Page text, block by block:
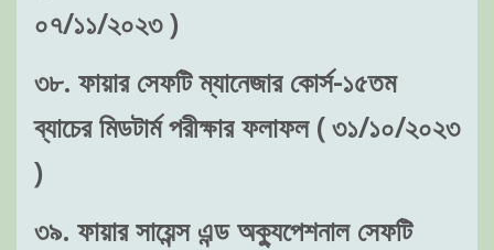
০৭/১১/২০২৩ )
৩৮. ফায়ার সেফটি ম্যানেজার কোর্স-১৫তম
ব্যাচের মিডটার্ম পরীক্ষার ফলাফল ( ৩১/১০/২০২৩
)
৩৯. ফায়ার সায়েন্স এন্ড অক্যুপেশনাল সেফটি